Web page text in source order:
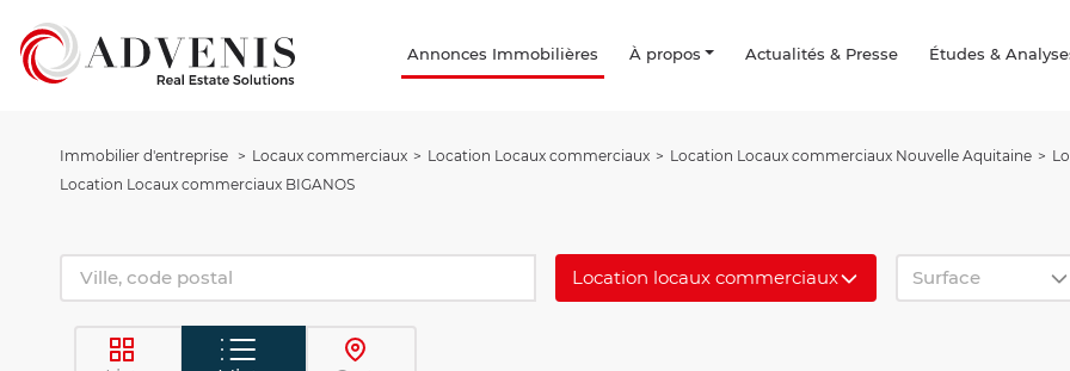
Annonces Immobilières À propos Actualités & Presse Études &
Immobilier d'entreprise Locaux commerciaux Location Locaux commerciaux Location Locaux commerciaux Nouvelle Aquitaine
Location Locaux commerciaux BIGANOS
Location locaux commerciaux Surface